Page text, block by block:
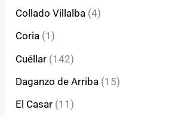
Collado Villalba (4)
Coria (1)
Cuéllar (142)
Daganzo de Arriba (15)
El Casar (11)